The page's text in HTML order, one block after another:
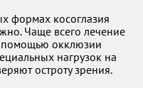
формах косоглазия
Чаще всего лечение
помощью окклюзии
нагрузок на
остроту зрения.